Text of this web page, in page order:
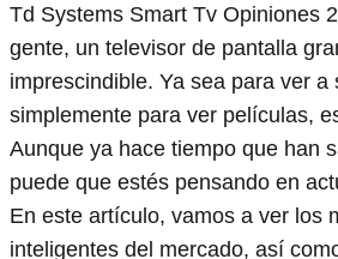
Td Systems Smart Tv Opiniones
gente, un televisor de pantalla
imprescindible. Ya sea para ver a
simplemente para ver películas,
Aunque ya hace tiempo que han
puede que estés pensando en
En este artículo, vamos a ver los
inteligentes del mercado, así